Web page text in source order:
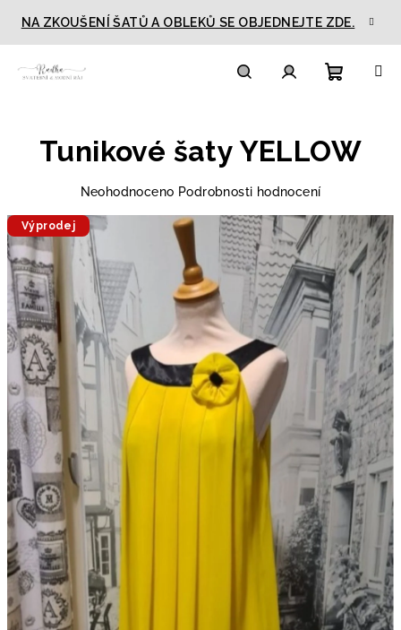
obsah
NA ZKOUŠENÍ ŠATŮ A OBLEKŮ SE OBJEDNEJTE ZDE.
košík
Tunikové šaty YELLOW
Průměrné
produktu
je
0,0
hvězdiček.
Neohodnoceno Podrobnosti hodnocení
Výprodej